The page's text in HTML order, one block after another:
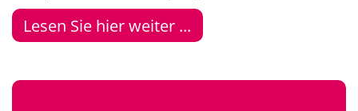
Lesen Sie hier weiter ...